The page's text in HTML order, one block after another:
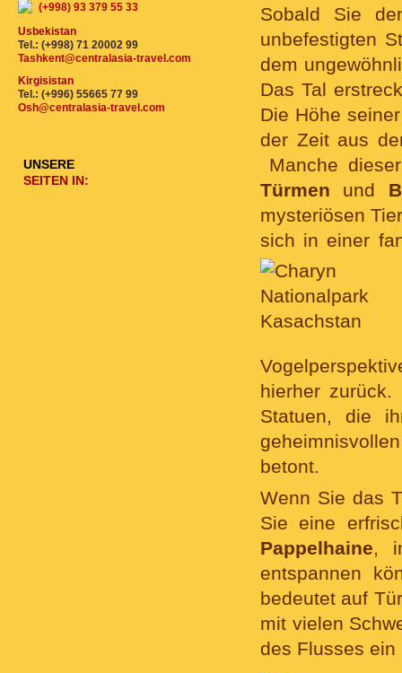
Sobald Sie
unbefestigten
dem
Das Tal
Die Höhe
der Zeit aus
Manche
Türmen und
mysteriösen
sich in einer
hierher
Statuen, die
betont.
Wenn Sie das
Sie eine
Pappelhaine,
entspannen
bedeutet auf
mit vielen
des Flusses ein
(+998) 93 379 55 33
Usbekistan
Tel.: (+998) 71 20002 99
Tashkent@centralasia-travel.com
Kirgisistan
Tel.: (+996) 55665 77 99
Osh@centralasia-travel.com
UNSERE
SEITEN IN: